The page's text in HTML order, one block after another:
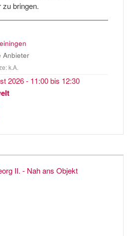
bringen.
Anbieter
k.A.
2026 - 11:00 bis 12:30